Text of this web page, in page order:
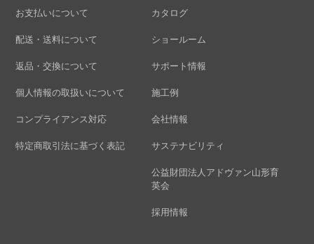
お支払いについて
配送・送料について
返品・交換について
個人情報の取扱いについて
コンプライアンス対応
特定商取引法に基づく表記
カタログ
ショールーム
サポート情報
施工例
会社情報
サステナビリティ
公益財団法人アドヴァン山形育
英会
採用情報